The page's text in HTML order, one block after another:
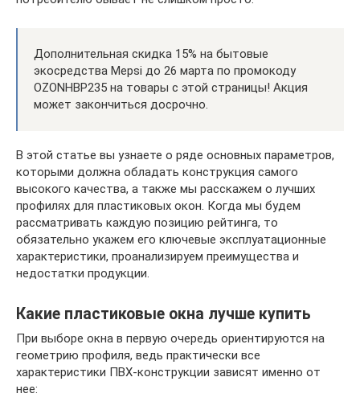
Дополнительная скидка 15% на бытовые
экосредства Mepsi до 26 марта по промокоду
OZONHBP235 на товары с этой страницы! Акция
может закончиться досрочно.
В этой статье вы узнаете о ряде основных параметров,
которыми должна обладать конструкция самого
высокого качества, а также мы расскажем о лучших
профилях для пластиковых окон. Когда мы будем
рассматривать каждую позицию рейтинга, то
обязательно укажем его ключевые эксплуатационные
характеристики, проанализируем преимущества и
недостатки продукции.
Какие пластиковые окна лучше купить
При выборе окна в первую очередь ориентируются на
геометрию профиля, ведь практически все
характеристики ПВХ-конструкции зависят именно от
нее: